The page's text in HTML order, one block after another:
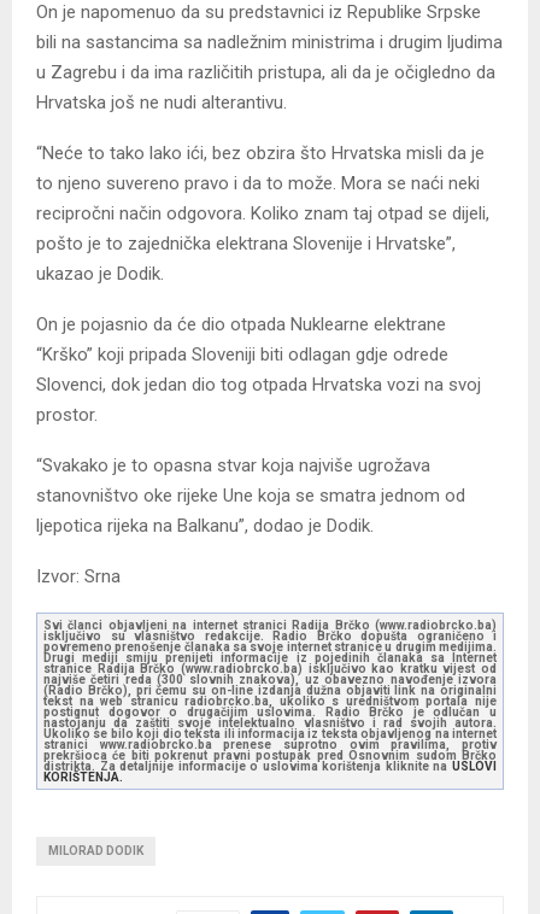
On je napomenuo da su predstavnici iz Republike Srpske
bili na sastancima sa nadležnim ministrima i drugim ljudima
u Zagrebu i da ima različitih pristupa, ali da je očigledno da
Hrvatska još ne nudi alterantivu.
“Neće to tako lako ići, bez obzira što Hrvatska misli da je
to njeno suvereno pravo i da to može. Mora se naći neki
recipročni način odgovora. Koliko znam taj otpad se dijeli,
pošto je to zajednička elektrana Slovenije i Hrvatske”,
ukazao je Dodik.
On je pojasnio da će dio otpada Nuklearne elektrane
“Krško” koji pripada Sloveniji biti odlagan gdje odrede
Slovenci, dok jedan dio tog otpada Hrvatska vozi na svoj
prostor.
“Svakako je to opasna stvar koja najviše ugrožava
stanovništvo oke rijeke Une koja se smatra jednom od
ljepotica rijeka na Balkanu”, dodao je Dodik.
Izvor: Srna
Svi članci objavljeni na internet stranici Radija Brčko (www.radiobrcko.ba)
isključivo su vlasništvo redakcije. Radio Brčko dopušta ograničeno i
povremeno prenošenje članaka sa svoje internet stranice u drugim medijima.
Drugi mediji smiju prenijeti informacije iz pojedinih članaka sa Internet
stranice Radija Brčko (www.radiobrcko.ba) isključivo kao kratku vijest od
najviše četiri reda (300 slovnih znakova), uz obavezno navođenje izvora
(Radio Brčko), pri čemu su on-line izdanja dužna objaviti link na originalni
tekst na web stranicu radiobrcko.ba, ukoliko s uredništvom portala nije
postignut dogovor o drugačijim uslovima. Radio Brčko je odlučan u
nastojanju da zaštiti svoje intelektualno vlasništvo i rad svojih autora.
Ukoliko se bilo koji dio teksta ili informacija iz teksta objavljenog na internet
stranici www.radiobrcko.ba prenese suprotno ovim pravilima, protiv
prekršioca će biti pokrenut pravni postupak pred Osnovnim sudom Brčko
distrikta. Za detaljnije informacije o uslovima korištenja kliknite na USLOVI
KORIŠTENJA.
MILORAD DODIK